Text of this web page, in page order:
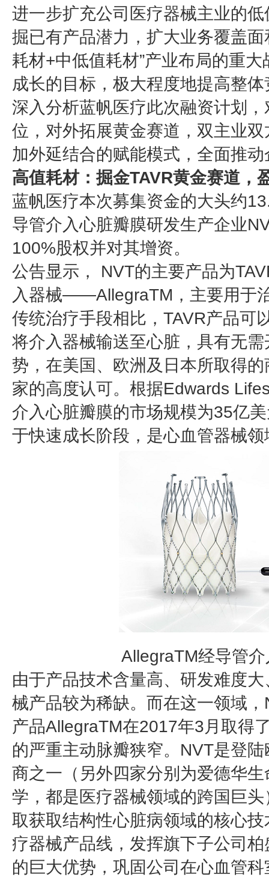
进一步扩充公司医疗器械主业的
掘已有产品潜力，扩大业务覆盖
耗材+中低值耗材”产业布局的重
成长的目标，极大程度地提高整
深入分析蓝帆医疗此次融资计划
位，对外拓展黄金赛道，双主业
加外延结合的赋能模式，全面推
高值耗材：掘金TAVR黄金赛道，
蓝帆医疗本次募集资金的大头约
导管介入心脏瓣膜研发生产企业
100%股权并对其增资。
公告显示， NVT的主要产品为
入器械——AllegraTM，主要用于
传统治疗手段相比，TAVR产品可
将介入器械输送至心脏，具有无
势，在美国、欧洲及日本所取得
家的高度认可。根据Edwards
介入心脏瓣膜的市场规模为35亿
于快速成长阶段，是心血管器械
AllegraTM经导管
由于产品技术含量高、研发难度
械产品较为稀缺。而在这一领域
产品AllegraTM在2017年3月取得
的严重主动脉瓣狭窄。NVT是登
商之一（另外四家分别为爱德华
学，都是医疗器械领域的跨国巨
取获取结构性心脏病领域的核心
疗器械产品线，发挥旗下子公司
的巨大优势，巩固公司在心血管